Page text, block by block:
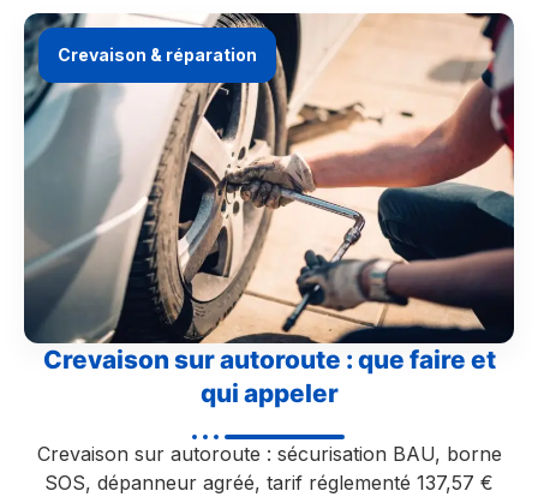
Crevaison & réparation
Crevaison sur autoroute : que faire et
qui appeler
Crevaison sur autoroute : sécurisation BAU, borne
SOS, dépanneur agréé, tarif réglementé 137,57 €